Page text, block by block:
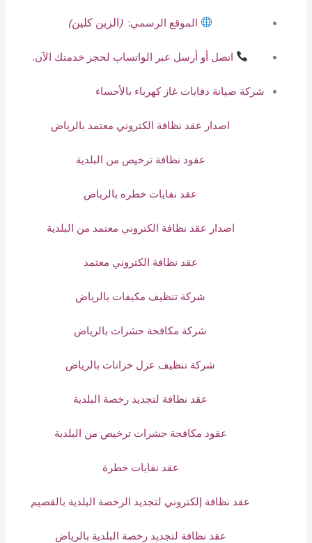
الموقع الرسمي:(الزين كلين)
اتصل أو أرسل عبر الواتساب لحجز خدمتك الآن.
شركة صيانة دفايات غاز كهرباء بالأحساء
اصدار عقد نظافة الكتروني معتمد بالرياض
عقود نظافة ترخيص من البلدية
عقد نفايات خطره بالرياض
اصدار عقد نظافة الكتروني معتمد من البلدية
عقد نظافة الكتروني معتمد
شركة تنظيف مكيفات بالرياض
شركة مكافحة حشرات بالرياض
شركة تنظيف عزل خزانات بالرياض
عقد نظافة لتجديد رخصة البلدية
عقود مكافحة حشرات ترخيص من البلدية
عقد نفايات خطرة
عقد نظافة إلكتروني لتجديد الرخصة البلدية بالقصيم
عقد نظافة لتجديد رخصة البلدية بالرياض